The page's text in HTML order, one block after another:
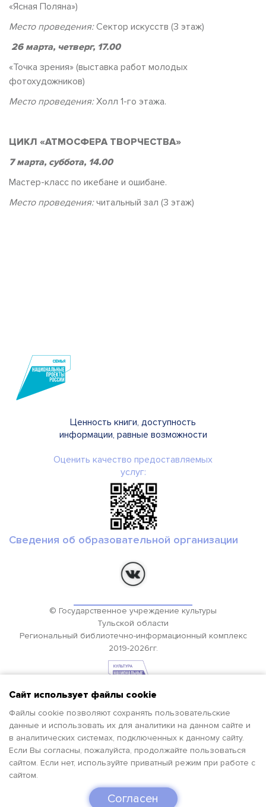
«Ясная Поляна»)
Место проведения:Сектор искусств (3 этаж)
26 марта, четверг, 17.00
«Точка зрения» (выставка работ молодых
фотохудожников)
Место проведения:Холл 1-го этажа.
ЦИКЛ «АТМОСФЕРА ТВОРЧЕСТВА»
7 марта, суббота, 14.00
Мастер-класс по икебане и ошибане.
Место проведения:читальный зал (3 этаж)
Сайт использует файлы cookie
Файлы cookie позволяют сохранять пользовательские
данные и использовать их для аналитики на данном сайте и
в аналитических системах, подключенных к данному сайту.
Если Вы согласны, пожалуйста, продолжайте пользоваться
сайтом. Если нет, используйте приватный режим при работе с
сайтом.
Согласен
Ценность книги, доступность
информации, равные возможности
Оценить качество предоставляемых
услуг:
Сведения об образовательной организации
© Государственное учреждение культуры
Тульской области
Региональный библиотечно-информационный комплекс
2019-2026гг.